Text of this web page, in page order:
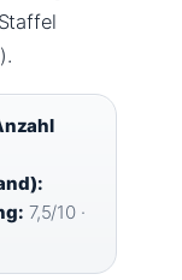
).
7,5/10 ·